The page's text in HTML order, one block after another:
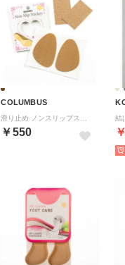
COLUMBUS
￥550